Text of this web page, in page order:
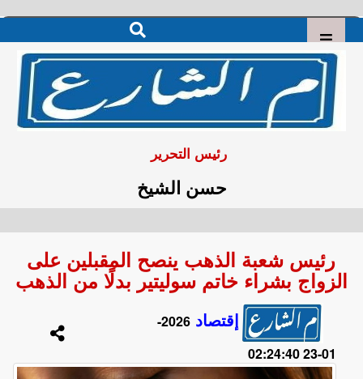
رئيس التحرير
حسن الشيخ
رئيس شعبة الذهب ينصح المقبلين على
الزواج بشراء خاتم سوليتير بدلًا من الذهب
إقتصاد
2026-
01-23 02:24:40